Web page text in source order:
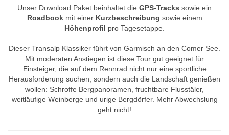
Unser Download Paket beinhaltet die GPS-Tracks sowie ein
Roadbookmit einer Kurzbeschreibung sowie einem
Höhenprofil pro Tagesetappe.
Dieser Transalp Klassiker führt von Garmisch an den Comer See.
Mit moderaten Anstiegen ist diese Tour gut geeignet für
Einsteiger, die auf dem Rennrad nicht nur eine sportliche
Herausforderung suchen, sondern auch die Landschaft genießen
wollen: Schroffe Bergpanoramen, fruchtbare Flusstäler,
weitläufige Weinberge und urige Bergdörfer. Mehr Abwechslung
geht nicht!